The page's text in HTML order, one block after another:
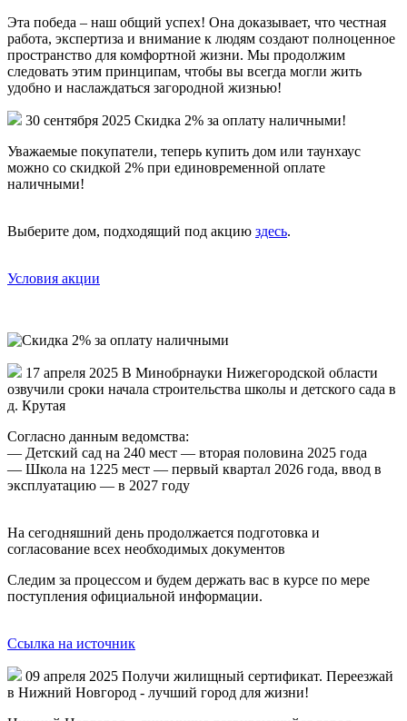
Эта победа – наш общий успех! Она доказывает, что честная
работа, экспертиза и внимание к людям создают полноценное
пространство для комфортной жизни. Мы продолжим
следовать этим принципам, чтобы вы всегда могли жить
удобно и наслаждаться загородной жизнью!
30 сентября 2025 Скидка 2% за оплату наличными!
Уважаемые покупатели, теперь купить дом или таунхаус
можно со скидкой 2% при единовременной оплате
наличными!
Выберите дом, подходящий под акцию здесь.
Условия акции
17 апреля 2025 В Минобрнауки Нижегородской области
озвучили сроки начала строительства школы и детского сада в
д. Крутая
Согласно данным ведомства:
— Детский сад на 240 мест — вторая половина 2025 года
— Школа на 1225 мест — первый квартал 2026 года, ввод в
эксплуатацию — в 2027 году
На сегодняшний день продолжается подготовка и
согласование всех необходимых документов
Следим за процессом и будем держать вас в курсе по мере
поступления официальной информации.
Ссылка на источник
09 апреля 2025 Получи жилищный сертификат. Переезжай
в Нижний Новгород - лучший город для жизни!